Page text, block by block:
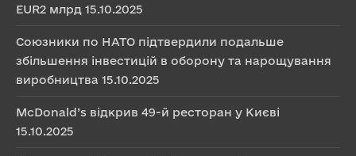
EUR2 млрд 15.10.2025
Союзники по НАТО підтвердили подальше
збільшення інвестицій в оборону та нарощування
виробництва 15.10.2025
McDonald’s відкрив 49-й ресторан у Києві
15.10.2025